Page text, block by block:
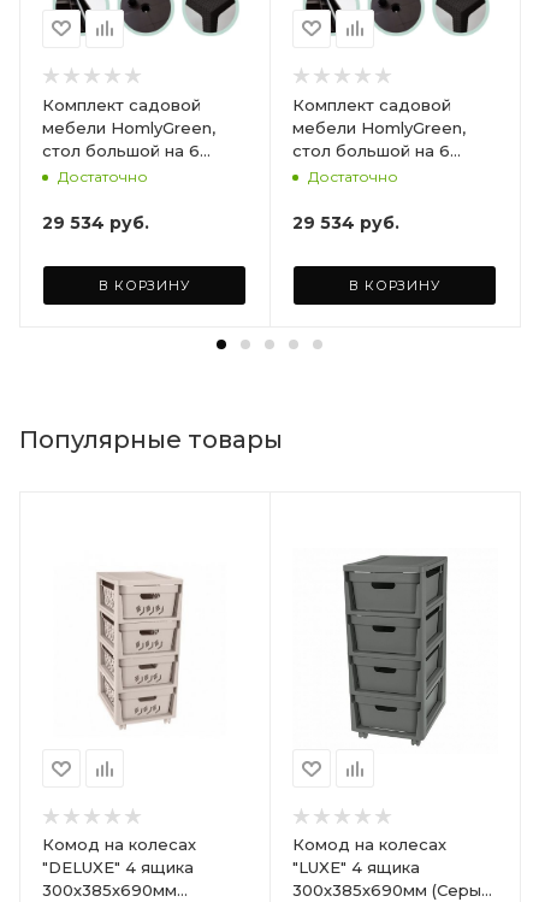
Комплект садовой
мебели HomlyGreen,
стол большой на 6
персон 153х79х70, 6
бордовыми подушками
Достаточно
29 534 руб.
В КОРЗИНУ
Комплект садовой
мебели HomlyGreen,
стол большой на 6
персон 153х79х70, 6
коричневыми
Достаточно
29 534 руб.
В КОРЗИНУ
Популярные товары
Комод на колесах
"DELUXE" 4 ящика
300х385х690мм
Комод на колесах
"LUXE" 4 ящика
300х385х690мм (Серый)